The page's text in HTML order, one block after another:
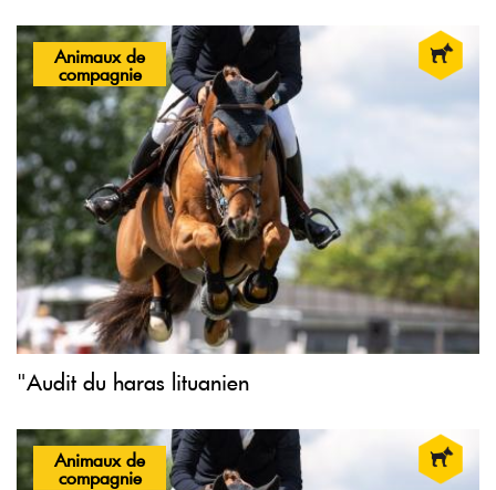
Animaux de
compagnie
"Audit du haras lituanien
Animaux de
compagnie